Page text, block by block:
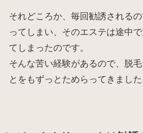
それどころか、毎回勧誘される
ってしまい、そのエステは途中
てしまったのです。
そんな苦い経験があるので、脱
とをもずっとためらってきました